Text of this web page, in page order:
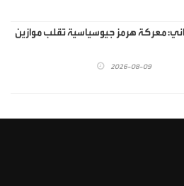
معركة هرمز جيوسياسية تقلب موازين
2026-08-09